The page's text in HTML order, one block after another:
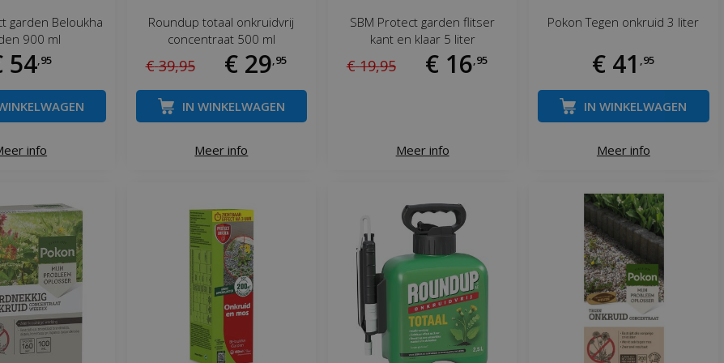
garden Beloukha
900 ml
54 95
info
Roundup totaal onkruidvrij
concentraat 500 ml
€ 39,95 € 29 95
Meer info
IN WINKELWAGEN
SBM Protect garden flitser
kant en klaar 5 liter
€ 19,95 € 16 95
Meer info
Pokon Tegen onkruid 3 liter
€ 41 95
Meer info
IN WINKELWAGEN